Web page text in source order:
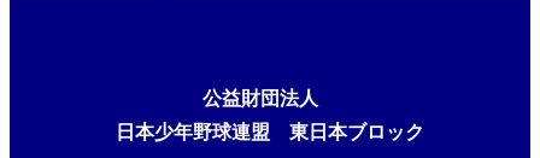
公益財団法人
日本少年野球連盟 東日本ブロック